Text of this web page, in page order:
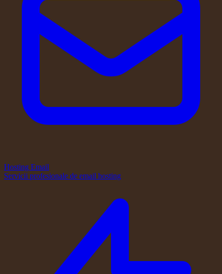
Hosting Email
Servicii profesionale de email hosting